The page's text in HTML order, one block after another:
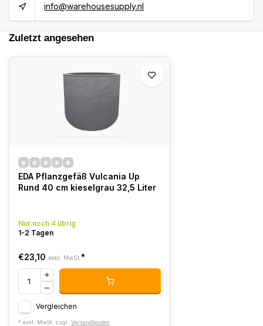
info@warehousesupply.nl
Zuletzt angesehen
EDA Pflanzgefäß Vulcania Up
Rund 40 cm kieselgrau 32,5 Liter
Nur noch 4 übrig
1-2 Tagen
€23,10 exkl. MwSt. *
Vergleichen
* exkl. MwSt. zzgl. Versandkosten